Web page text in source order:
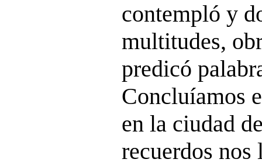
contempló y
multitudes,
predicó
Concluíamos
en la ciudad
recuerdos